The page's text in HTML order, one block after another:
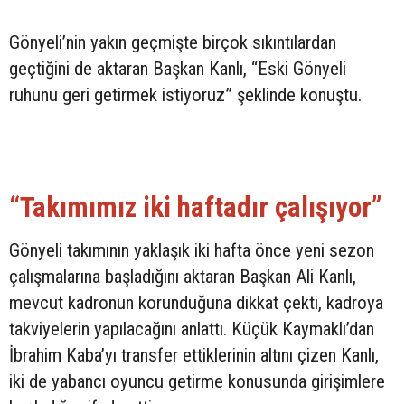
Gönyeli’nin yakın geçmişte birçok sıkıntılardan
geçtiğini de aktaran Başkan Kanlı, “Eski Gönyeli
ruhunu geri getirmek istiyoruz” şeklinde konuştu.
“Takımımız iki haftadır çalışıyor”
Gönyeli takımının yaklaşık iki hafta önce yeni sezon
çalışmalarına başladığını aktaran Başkan Ali Kanlı,
mevcut kadronun korunduğuna dikkat çekti, kadroya
takviyelerin yapılacağını anlattı. Küçük Kaymaklı’dan
İbrahim Kaba’yı transfer ettiklerinin altını çizen Kanlı,
iki de yabancı oyuncu getirme konusunda girişimlere